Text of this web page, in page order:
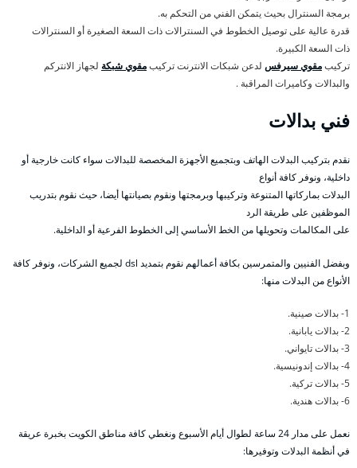
برمجة السنترال بحيث يتمكن الفني من التحكم به.
قدرة عالية على توصيل الخطوط في السنترالات ذات السعة الصغيرة أو السنترالات
ذات السعة الكبيرة.
تركيبمقوي سيرفس لدعن شبكات الانترنت تركيبمقوي شبكة لجهاز الانتركم
والبدالات وكاميرات المراقبة .
فني بدالات
نقدم بتركيب البدلات الهاتف وبتجميع الأجهزة المخصصة للبدالات سواء كانت خارجية أو
داخلية، ونوفر كافة أنواع
البدلات بماركاتها المتنوعة وتركيبها وبرمجتها ونقوم بصيانتها أيضا، حيث نقوم بتدريب
الموظفين على طريقة الرد
على المكالمات وتحويلها من الخط الأساسي إلى الخطوط الفرعية أو الداخلية.
وبفضل الفنيين والمتمرسين بكافة أعمالهم نقوم بتمديد dsl لجميع الشركات، ونوفر كافة
الأنواع من البدلات منها:
1- بدالات صينية.
2- بدالات يابانية.
3- بدالات تايواني.
4- بدالات إندونيسية.
5- بدالات تركية.
6- بدالات هندية.
نعمل على مدار 24 ساعة لطوال أيام الأسبوع ونغطي كافة مناطق الكويت بخبرة عريقة
في أنظمة البدلات وتوفيرها: